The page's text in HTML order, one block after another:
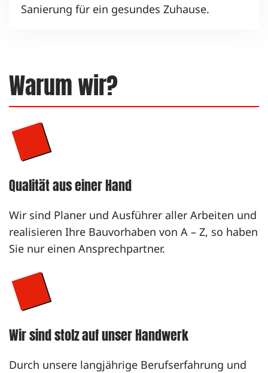
Sanierung für ein gesundes Zuhause.
Warum wir?
Qualität aus einer Hand
Wir sind Planer und Ausführer aller Arbeiten und
realisieren Ihre Bauvorhaben von A – Z, so haben
Sie nur einen Ansprechpartner.
Wir sind stolz auf unser Handwerk
Durch unsere langjährige Berufserfahrung und